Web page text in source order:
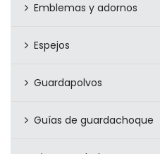
Emblemas y adornos
Espejos
Guardapolvos
Guías de guardachoque